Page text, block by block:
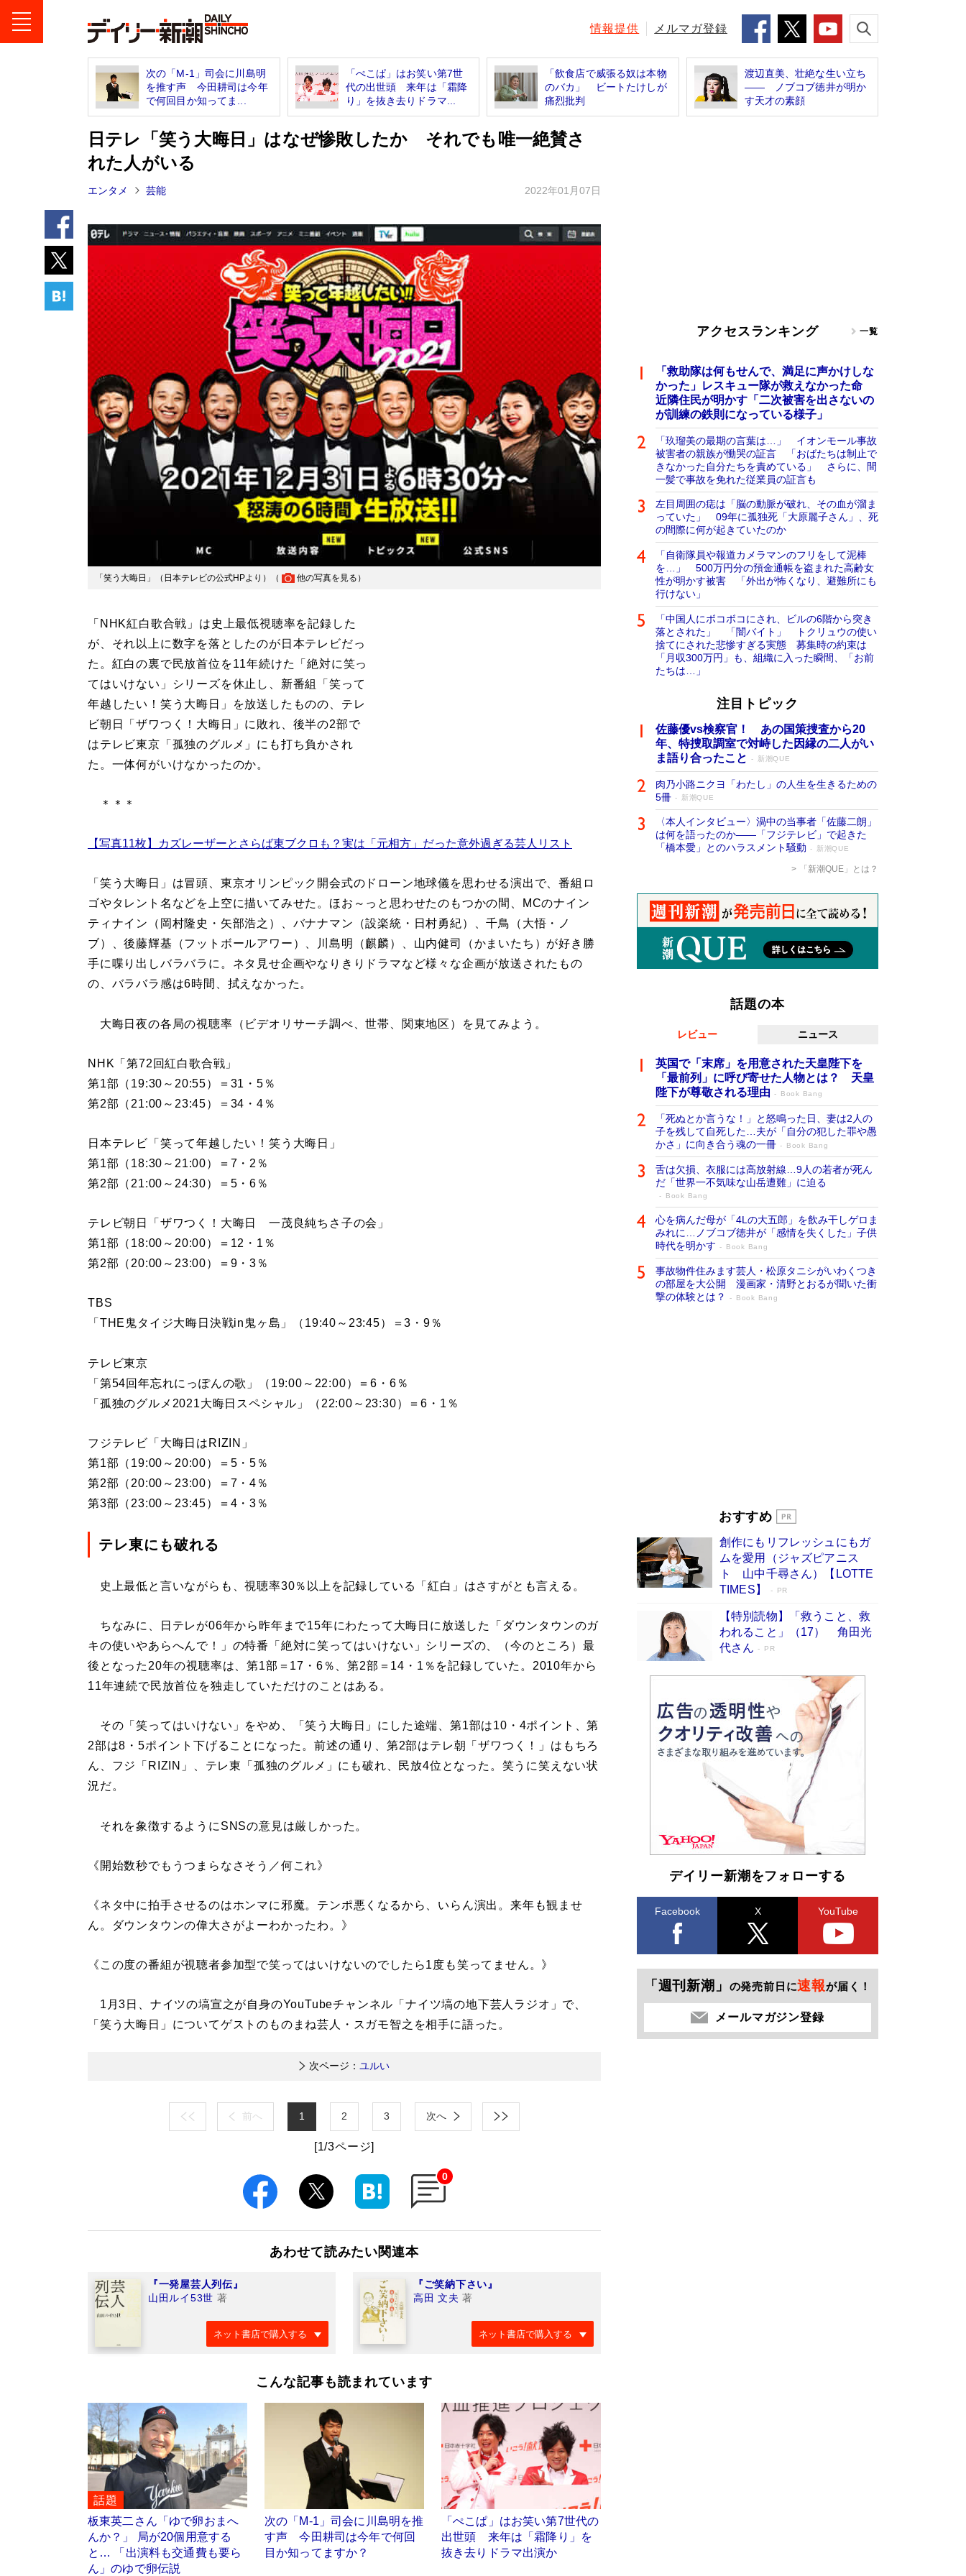
情報提供 メルマガ登録
次の「M-1」司会に川島明
を推す声 今田耕司は今年
で何回目か知ってま...
「ぺこぱ」はお笑い第7世
代の出世頭 来年は「霜降
り」を抜き去りドラマ...
「飲食店で威張る奴は本物
のバカ」 ビートたけしが
痛烈批判
渡辺直美、壮絶な生い立ち
―― ノブコブ徳井が明か
す天才の素顔
日テレ「笑う大晦日」はなぜ惨敗したか それでも唯一絶賛さ
れた人がいる
エンタメ 芸能 2022年01月07日
「笑う大晦日」（日本テレビの公式HPより）（ 他の写真を見る ）
「NHK紅白歌合戦」は史上最低視聴率を記録した
が、それ以上に数字を落としたのが日本テレビだっ
た。紅白の裏で民放首位を11年続けた「絶対に笑っ
てはいけない」シリーズを休止し、新番組「笑って
年越したい！笑う大晦日」を放送したものの、テレ
ビ朝日「ザワつく！大晦日」に敗れ、後半の2部で
はテレビ東京「孤独のグルメ」にも打ち負かされ
た。一体何がいけなかったのか。
＊＊＊
【写真11枚】カズレーザーとさらば東ブクロも？実は「元相方」だった意外過ぎる芸人リスト
「笑う大晦日」は冒頭、東京オリンピック開会式のドローン地球儀を思わせる演出で、番組ロ
ゴやタレント名などを上空に描いてみせた。ほお～っと思わせたのもつかの間、MCのナイン
ティナイン（岡村隆史・矢部浩之）、バナナマン（設楽統・日村勇紀）、千鳥（大悟・ノ
ブ）、後藤輝基（フットボールアワー）、川島明（麒麟）、山内健司（かまいたち）が好き勝
手に喋り出しバラバラに。ネタ見せ企画やなりきりドラマなど様々な企画が放送されたもの
の、バラバラ感は6時間、拭えなかった。
大晦日夜の各局の視聴率（ビデオリサーチ調べ、世帯、関東地区）を見てみよう。
NHK「第72回紅白歌合戦」
第1部（19:30～20:55）＝31・5％
第2部（21:00～23:45）＝34・4％
日本テレビ「笑って年越したい！笑う大晦日」
第1部（18:30～21:00）＝7・2％
第2部（21:00～24:30）＝5・6％
テレビ朝日「ザワつく！大晦日 一茂良純ちさ子の会」
第1部（18:00～20:00）＝12・1％
第2部（20:00～23:00）＝9・3％
TBS
「THE鬼タイジ大晦日決戦in鬼ヶ島」（19:40～23:45）＝3・9％
テレビ東京
「第54回年忘れにっぽんの歌」（19:00～22:00）＝6・6％
「孤独のグルメ2021大晦日スペシャル」（22:00～23:30）＝6・1％
フジテレビ「大晦日はRIZIN」
第1部（19:00～20:00）＝5・5％
第2部（20:00～23:00）＝7・4％
第3部（23:00～23:45）＝4・3％
テレ東にも破れる
史上最低と言いながらも、視聴率30％以上を記録している「紅白」はさすがとも言える。
ちなみに、日テレが06年から昨年まで15年にわたって大晦日に放送した「ダウンタウンのガ
キの使いやあらへんで！」の特番「絶対に笑ってはいけない」シリーズの、（今のところ）最
後となった20年の視聴率は、第1部＝17・6％、第2部＝14・1％を記録していた。2010年から
11年連続で民放首位を独走していただけのことはある。
その「笑ってはいけない」をやめ、「笑う大晦日」にした途端、第1部は10・4ポイント、第
2部は8・5ポイント下げることになった。前述の通り、第2部はテレ朝「ザワつく！」はもちろ
ん、フジ「RIZIN」、テレ東「孤独のグルメ」にも破れ、民放4位となった。笑うに笑えない状
況だ。
それを象徴するようにSNSの意見は厳しかった。
《開始数秒でもうつまらなさそう／何これ》
《ネタ中に拍手させるのはホンマに邪魔。テンポ悪くなるから、いらん演出。来年も観ませ
ん。ダウンタウンの偉大さがよーわかったわ。》
《この度の番組が視聴者参加型で笑ってはいけないのでしたら1度も笑ってません。》
1月3日、ナイツの塙宣之が自身のYouTubeチャンネル「ナイツ塙の地下芸人ラジオ」で、
「笑う大晦日」についてゲストのものまね芸人・スガモ智之を相手に語った。
次ページ： ユルい
前へ 1 2 3 次へ
[1/3ページ]
0
あわせて読みたい関連本
『一発屋芸人列伝』
山田ルイ53世 著
ネット書店で購入する
『ご笑納下さい』
高田 文夫 著
ネット書店で購入する
こんな記事も読まれています
話題
板東英二さん「ゆで卵おまへ
んか？」 局が20個用意する
と… 「出演料も交通費も要ら
ん」のゆで卵伝説
次の「M-1」司会に川島明を推
す声 今田耕司は今年で何回
目か知ってますか？
「ぺこぱ」はお笑い第7世代の
出世頭 来年は「霜降り」を
抜き去りドラマ出演か
アクセスランキング 一覧
「救助隊は何もせんで、満足に声かけしな
かった」レスキュー隊が救えなかった命
近隣住民が明かす「二次被害を出さないの
が訓練の鉄則になっている様子」
「玖瑠美の最期の言葉は…」 イオンモール事故
被害者の親族が慟哭の証言 「おばたちは制止で
きなかった自分たちを責めている」 さらに、間
一髪で事故を免れた従業員の証言も
左目周囲の痣は「脳の動脈が破れ、その血が溜ま
っていた」 09年に孤独死「大原麗子さん」、死
の間際に何が起きていたのか
「自衛隊員や報道カメラマンのフリをして泥棒
を…」 500万円分の預金通帳を盗まれた高齢女
性が明かす被害 「外出が怖くなり、避難所にも
行けない」
「中国人にボコボコにされ、ビルの6階から突き
落とされた」 「闇バイト」 トクリュウの使い
捨てにされた悲惨すぎる実態 募集時の約束は
「月収300万円」も、組織に入った瞬間、「お前
たちは…」
注目トピック
佐藤優vs検察官！ あの国策捜査から20
年、特捜取調室で対峙した因縁の二人がい
ま語り合ったこと
新潮QUE
肉乃小路ニクヨ「わたし」の人生を生きるための
5冊
新潮QUE
〈本人インタビュー〉渦中の当事者「佐藤二朗」
は何を語ったのか――「フジテレビ」で起きた
「橋本愛」とのハラスメント騒動
新潮QUE
「新潮QUE」とは？
話題の本
レビュー ニュース
英国で「末席」を用意された天皇陛下を
「最前列」に呼び寄せた人物とは？ 天皇
陛下が尊敬される理由
Book Bang
「死ぬとか言うな！」と怒鳴った日、妻は2人の
子を残して自死した…夫が「自分の犯した罪や愚
かさ」に向き合う魂の一冊
Book Bang
舌は欠損、衣服には高放射線…9人の若者が死ん
だ「世界一不気味な山岳遭難」に迫る
Book Bang
心を病んだ母が「4Lの大五郎」を飲み干しゲロま
みれに…ノブコブ徳井が「感情を失くした」子供
時代を明かす
Book Bang
事故物件住みます芸人・松原タニシがいわくつき
の部屋を大公開 漫画家・清野とおるが聞いた衝
撃の体験とは？
Book Bang
占 上半期1位にも選出［新書ベストセラー］
Book Bang
おすすめ
創作にもリフレッシュにもガ
ムを愛用（ジャズピアニス
ト 山中千尋さん）【LOTTE
TIMES】
PR
【特別読物】「救うこと、救
われること」（17） 角田光
代さん
PR
デイリー新潮をフォローする
Facebook X YouTube
「週刊新潮」 の発売前日に速報が届く！
メールマガジン登録